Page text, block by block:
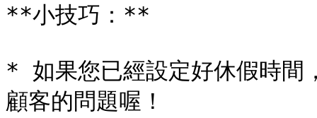
**小技巧：**
* 如果您已經設定好休假時間
顧客的問題喔！